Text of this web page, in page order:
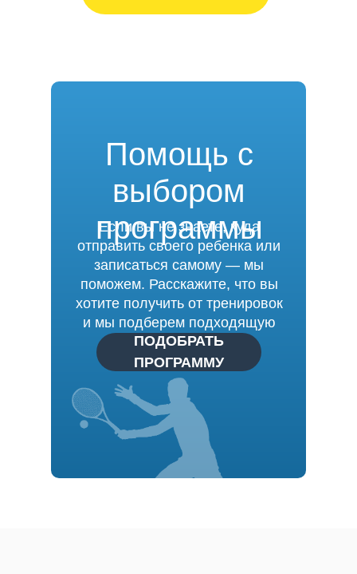
Помощь с
выбором
программы
Если вы не знаете, куда
отправить своего ребенка или
записаться самому — мы
поможем. Расскажите, что вы
хотите получить от тренировок
и мы подберем подходящую
программу.
ПОДОБРАТЬ
ПРОГРАММУ
8 занятий по 1
Аренда площадки